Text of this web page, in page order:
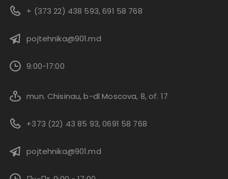
+ (373 22) 438 593, 691 58 768
pojtehnika@901.md
9:00-17:00
mun. Chisinau, b-dl Moscova, 8, of. 17
+373 (22) 43 85 93, 0691 58 768
pojtehnika@901.md